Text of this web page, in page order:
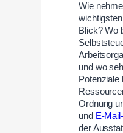
Wie
Blick? Wo
und wo
Potenziale
Ordnung
und E-
der